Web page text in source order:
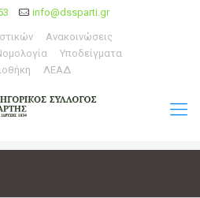
info@dssparti.gr
Ανακοινώσεις
Υποδείγματα
ΛΕΑΔ